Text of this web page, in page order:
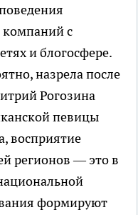
с
и блогосфере.
назрела после
Рогозина
певицы
восприятие
регионов — это в
формируют